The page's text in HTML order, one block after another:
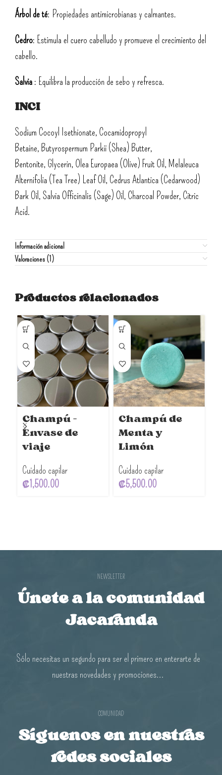
Árbol de té: Propiedades antimicrobianas y calmantes.
Cedro: Estimula el cuero cabelludo y promueve el crecimiento del
cabello.
Salvia : Equilibra la producción de sebo y refresca.
INCI
Sodium Cocoyl Isethionate, Cocamidopropyl
Betaine, Butyrospermum Parkii (Shea) Butter,
Bentonite, Glycerin, Olea Europaea (Olive) Fruit Oil, Melaleuca
Alternifolia (Tea Tree) Leaf Oil, Cedrus Atlantica (Cedarwood)
Bark Oil, Salvia Officinalis (Sage) Oil, Charcoal Powder, Citric
Acid.
Información adicional
Valoraciones (1)
Productos relacionados
Champú –
Envase de
viaje
Cuidado capilar
₡1,500.00
Champú de
Menta y
Limón
Cuidado capilar
₡5,500.00
NEWSLETTER
Únete a la comunidad
Jacaranda
Sólo necesitas un segundo para ser el primero en enterarte de
nuestras novedades y promociones...
COMUNIDAD
Síguenos en nuestras
redes sociales